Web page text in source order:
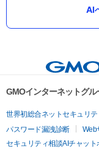
AI
GMOインターネットグ
世界初総合ネットセキュリテ
パスワード漏洩診断
Web
セキュリティ相談AIチャット